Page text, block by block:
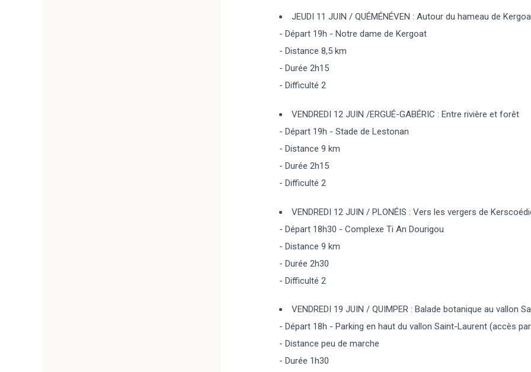
JEUDI 11 JUIN / QUÉMÉNÉVEN : Autour du hameau de
- Départ 19h - Notre dame de Kergoat
- Distance 8,5 km
- Durée 2h15
- Difficulté 2
VENDREDI 12 JUIN /ERGUÉ-GABÉRIC : Entre rivière et forêt
- Départ 19h - Stade de Lestonan
- Distance 9 km
- Durée 2h15
- Difficulté 2
VENDREDI 12 JUIN / PLONÉIS : Vers les vergers de
- Départ 18h30 - Complexe Ti An Dourigou
- Distance 9 km
- Durée 2h30
- Difficulté 2
VENDREDI 19 JUIN / QUIMPER : Balade botanique au vallon
- Départ 18h - Parking en haut du vallon Saint-Laurent (accès
- Distance peu de marche
- Durée 1h30